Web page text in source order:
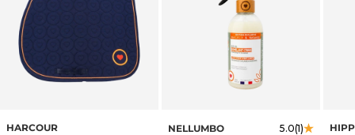
HARCOUR
NELLUMBO 5.0(1)